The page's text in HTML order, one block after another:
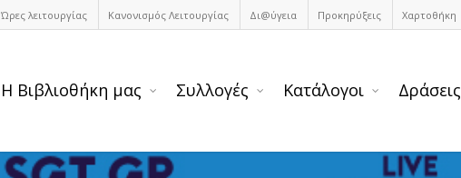
Ώρες λειτουργίας Κανονισμός Λειτουργίας Δι@ύγεια Προκηρύξεις Χαρτοθήκη
Η Βιβλιοθήκη μας Συλλογές Κατάλογοι Δράσεις